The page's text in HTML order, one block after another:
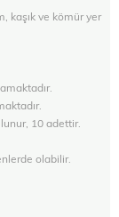
kaşık ve kömür yer
10 adettir.
olabilir.